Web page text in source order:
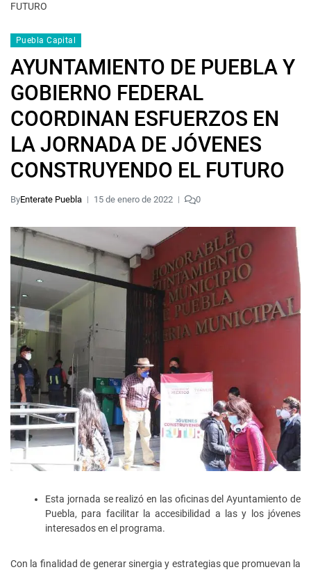
FUTURO
Puebla Capital
AYUNTAMIENTO DE PUEBLA Y
GOBIERNO FEDERAL
COORDINAN ESFUERZOS EN
LA JORNADA DE JÓVENES
CONSTRUYENDO EL FUTURO
ByEnterate Puebla 15 de enero de 2022 0
Esta jornada se realizó en las oficinas del Ayuntamiento de
Puebla, para facilitar la accesibilidad a las y los jóvenes
interesados en el programa.
Con la finalidad de generar sinergia y estrategias que promuevan la